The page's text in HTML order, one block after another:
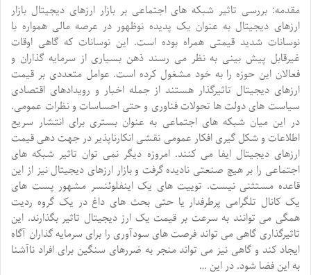
مقدمه: بررسی تاثیر شبکه های اجتماعی بر بازار ارزهای دیجیتال بازار
ارزهای دیجیتال به عنوان یک پدیده نوظهور در عرصه مالی همواره با
نوسانات شدید قیمتی همراه بوده است. این نوسانات که گاهی اوقات
غیرقابل پیش بینی به نظر می رسند ذهن بسیاری از سرمایه گذاران و
فعالان این حوزه را به خود مشغول کرده است. عوامل متعددی بر قیمت
ارزهای دیجیتال تاثیرگذار هستند از جمله اخبار و رویدادهای اقتصادی
سیاست های دولت ها تحولات فناوری و حتی احساسات و نظرات عمومی.
در این میان شبکه های اجتماعی به عنوان بستری برای انتشار سریع
اطلاعات و شکل گیری افکار عمومی نقشی انکارناپذیر در جهت دهی قیمت
ارزهای دیجیتال ایفا می کنند. امروزه دیگر نمی توان تاثیر شبکه های
اجتماعی را بر هیچ صنعتی نادیده گرفت و بازار ارزهای دیجیتال نیز از این
قاعده مستثنی نیست. توییت های یک اینفلوئنسر مشهور پست های
یک کانال تلگرامی پرطرفدار یا حتی بحث های داغ در یک گروه ردیت
همگی می توانند به سرعت بر قیمت یک ارز دیجیتال تاثیر بگذارند. این
تاثیرگذاری گاهی می تواند فرصت های سودآوری را برای سرمایه گذاران آگاه
ایجاد کند و گاهی نیز می تواند منجر به ضررهای سنگین برای افراد ناآشنا
به این فضا شود. در این …